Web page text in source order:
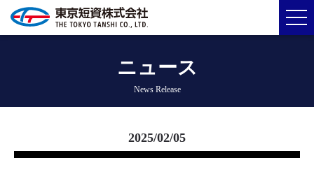
ニュース
News Release
2025/02/05